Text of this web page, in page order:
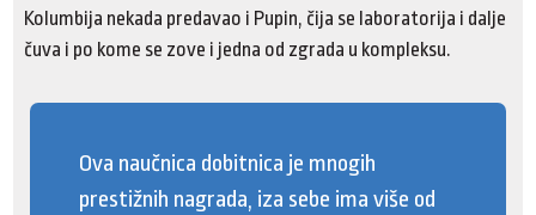
Kolumbija nekada predavao i Pupin, čija se laboratorija i dalje
čuva i po kome se zove i jedna od zgrada u kompleksu.
Ova naučnica dobitnica je mnogih
prestižnih nagrada, iza sebe ima više od